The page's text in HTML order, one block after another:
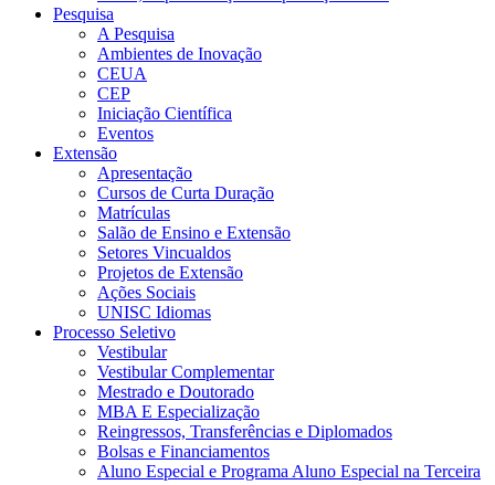
Pesquisa
A Pesquisa
Ambientes de Inovação
CEUA
CEP
Iniciação Científica
Eventos
Extensão
Apresentação
Cursos de Curta Duração
Matrículas
Salão de Ensino e Extensão
Setores Vincualdos
Projetos de Extensão
Ações Sociais
UNISC Idiomas
Processo Seletivo
Vestibular
Vestibular Complementar
Mestrado e Doutorado
MBA E Especialização
Reingressos, Transferências e Diplomados
Bolsas e Financiamentos
Aluno Especial e Programa Aluno Especial na Terceira